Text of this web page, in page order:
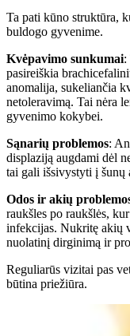
Ta pati kūno struktūra,
buldogo gyvenime.
Kvėpavimo sunkumai:
pasireiškia
anomalija, sukeliančia
netoleravimą. Tai nėra
gyvenimo kokybei.
Sąnarių problemos:
displaziją augdami dėl
tai gali išsivystyti į šunų
Odos ir akių
raukšles po raukšlės,
infekcijas. Nukritę akių
nuolatinį dirginimą ir
Reguliarūs vizitai pas
būtina priežiūra.